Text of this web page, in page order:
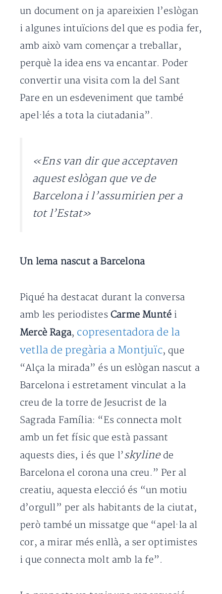
un document on ja apareixien l’eslògan
i algunes intuïcions del que es podia fer,
amb això vam començar a treballar,
perquè la idea ens va encantar. Poder
convertir una visita com la del Sant
Pare en un esdeveniment que també
apel·lés a tota la ciutadania”.
«Ens van dir que acceptaven
aquest eslògan que ve de
Barcelona i l’assumirien per a
tot l’Estat»
Un lema nascut a Barcelona
Piqué ha destacat durant la conversa
amb les periodistes Carme Munté i
Mercè Raga, copresentadora de la
vetlla de pregària a Montjuïc, que
“Alça la mirada” és un eslògan nascut a
Barcelona i estretament vinculat a la
creu de la torre de Jesucrist de la
Sagrada Família: “Es connecta molt
amb un fet físic que està passant
aquests dies, i és que l’skylinede
Barcelona el corona una creu.” Per al
creatiu, aquesta elecció és “un motiu
d’orgull” per als habitants de la ciutat,
però també un missatge que “apel·la al
cor, a mirar més enllà, a ser optimistes
i que connecta molt amb la fe”.